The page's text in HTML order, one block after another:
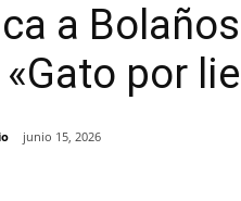
a
por
junio 15, 2026